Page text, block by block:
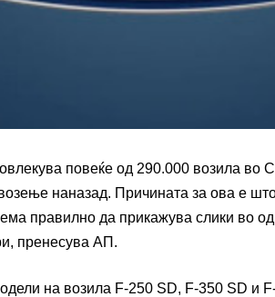
повеќе од 290.000 возила во
наназад. Причината за ова е
правилно да прикажува слики во
пренесува АП.
на возила F-250 SD, F-350 SD и